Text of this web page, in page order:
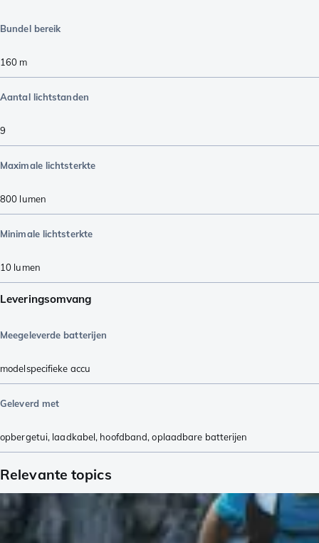
Bundel bereik
160 m
Aantal lichtstanden
9
Maximale lichtsterkte
800 lumen
Minimale lichtsterkte
10 lumen
Leveringsomvang
Meegeleverde batterijen
modelspecifieke accu
Geleverd met
opbergetui, laadkabel, hoofdband,oplaadbare batterijen
Relevante topics